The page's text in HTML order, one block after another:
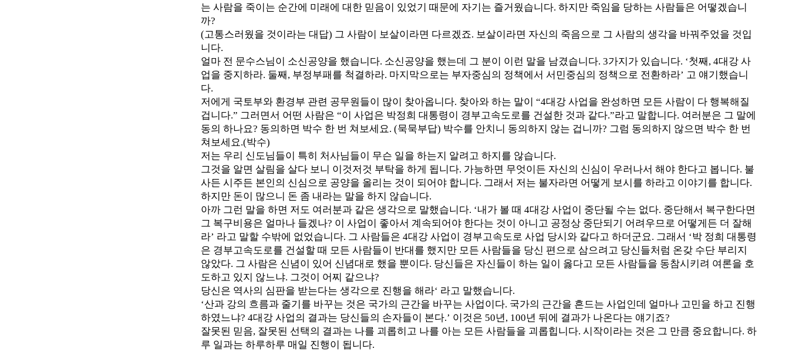
는 사람을 죽이는 순간에 미래에 대한 믿음이 있었기 때문에 자기는 즐거웠습니다. 하지만 죽임을 당하는 사람들은 어떻겠습니
까?
(고통스러웠을 것이라는 대답) 그 사람이 보살이라면 다르겠죠. 보살이라면 자신의 죽음으로 그 사람의 생각을 바꿔주었을 것입
니다.
얼마 전 문수스님이 소신공양을 했습니다. 소신공양을 했는데 그 분이 이런 말을 남겼습니다. 3가지가 있습니다. ‘첫째, 4대강 사
업을 중지하라. 둘째, 부정부패를 척결하라. 마지막으로는 부자중심의 정책에서 서민중심의 정책으로 전환하라’ 고 얘기했습니
다.
저에게 국토부와 환경부 관련 공무원들이 많이 찾아옵니다. 찾아와 하는 말이 “4대강 사업을 완성하면 모든 사람이 다 행복해질
겁니다.” 그러면서 어떤 사람은 “이 사업은 박정희 대통령이 경부고속도로를 건설한 것과 같다.”라고 말합니다. 여러분은 그 말에
동의 하나요? 동의하면 박수 한 번 쳐보세요. (묵묵부답) 박수를 안치니 동의하지 않는 겁니까? 그럼 동의하지 않으면 박수 한 번
쳐보세요.(박수)
저는 우리 신도님들이 특히 처사님들이 무슨 일을 하는지 알려고 하지를 않습니다.
그것을 알면 살림을 살다 보니 이것저것 부탁을 하게 됩니다. 가능하면 무엇이든 자신의 신심이 우러나서 해야 한다고 봅니다. 불
사든 시주든 본인의 신심으로 공양을 올리는 것이 되어야 합니다. 그래서 저는 불자라면 어떻게 보시를 하라고 이야기를 합니다.
하지만 돈이 많으니 돈 좀 내라는 말을 하지 않습니다.
아까 그런 말을 하면 저도 여러분과 같은 생각으로 말했습니다. ‘내가 볼 때 4대강 사업이 중단될 수는 없다. 중단해서 복구한다면
그 복구비용은 얼마나 들겠나? 이 사업이 좋아서 계속되어야 한다는 것이 아니고 공정상 중단되기 어려우므로 어떻게든 더 잘해
라’ 라고 말할 수밖에 없었습니다. 그 사람들은 4대강 사업이 경부고속도로 사업 당시와 같다고 하더군요. 그래서 ‘박 정희 대통령
은 경부고속도로를 건설할 때 모든 사람들이 반대를 했지만 모든 사람들을 당신 편으로 삼으려고 당신들처럼 온갖 수단 부리지
않았다. 그 사람은 신념이 있어 신념대로 했을 뿐이다. 당신들은 자신들이 하는 일이 옳다고 모든 사람들을 동참시키려 여론을 호
도하고 있지 않느냐. 그것이 어찌 같으냐?
당신은 역사의 심판을 받는다는 생각으로 진행을 해라‘ 라고 말했습니다.
‘산과 강의 흐름과 줄기를 바꾸는 것은 국가의 근간을 바꾸는 사업이다. 국가의 근간을 흔드는 사업인데 얼마나 고민을 하고 진행
하였느냐? 4대강 사업의 결과는 당신들의 손자들이 본다.’ 이것은 50년, 100년 뒤에 결과가 나온다는 얘기죠?
잘못된 믿음, 잘못된 선택의 결과는 나를 괴롭히고 나를 아는 모든 사람들을 괴롭힙니다. 시작이라는 것은 그 만큼 중요합니다. 하
루 일과는 하루하루 매일 진행이 됩니다.